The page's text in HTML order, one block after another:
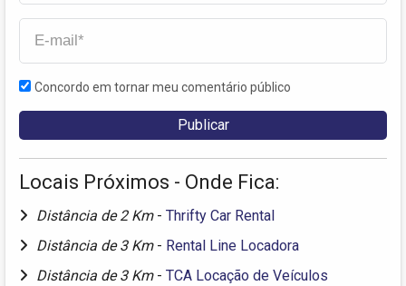
Concordo em tornar meu comentário público
Locais Próximos - Onde Fica:
Distância de 2 Km - Thrifty Car Rental
Distância de 3 Km - Rental Line Locadora
Distância de 3 Km - TCA Locação de Veículos